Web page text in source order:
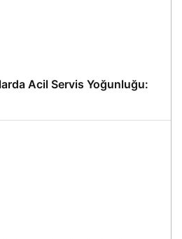
Acil Servis Yoğunluğu: